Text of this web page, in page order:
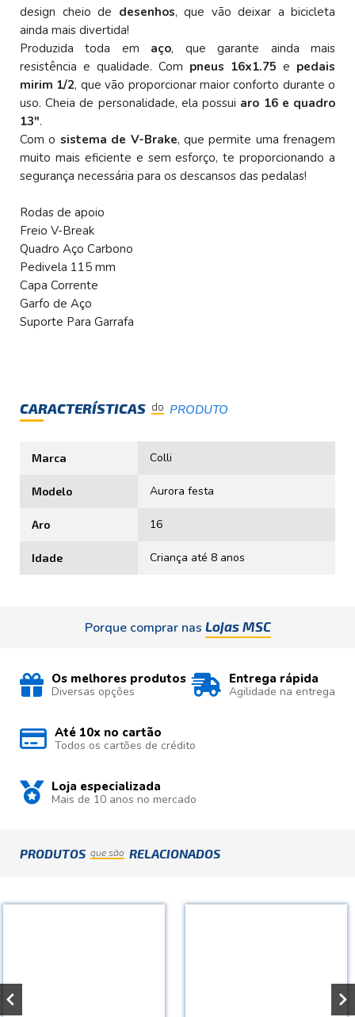
design cheio de desenhos, que vão deixar a bicicleta
ainda mais divertida!
Produzida toda em aço, que garante ainda mais
resistência e qualidade. Com pneus 16x1.75 e pedais
mirim 1/2, que vão proporcionar maior conforto durante o
uso. Cheia de personalidade, ela possui aro 16 e quadro
13".
Com o sistema de V-Brake, que permite uma frenagem
muito mais eficiente e sem esforço, te proporcionando a
segurança necessária para os descansos das pedalas!
Rodas de apoio
Freio V-Break
Quadro Aço Carbono
Pedivela 115 mm
Capa Corrente
Garfo de Aço
Suporte Para Garrafa
CARACTERÍSTICAS do PRODUTO
Marca Colli
Modelo Aurora festa
Aro 16
Idade Criança até 8 anos
Porque comprar nas Lojas MSC
Os melhores produtos
Diversas opções
Entrega rápida
Agilidade na entrega
Até 10x no cartão
Todos os cartões de crédito
Loja especializada
Mais de 10 anos no mercado
PRODUTOS que são RELACIONADOS